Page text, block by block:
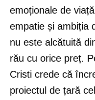
emoționale de
empatie și ambiția
nu este alcătuită
rău cu orice preț.
Cristi crede că
proiectul de țară